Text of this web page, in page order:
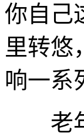
你自己
里转悠
响一系
老年